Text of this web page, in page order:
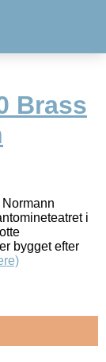
Brass
i
bygget efter